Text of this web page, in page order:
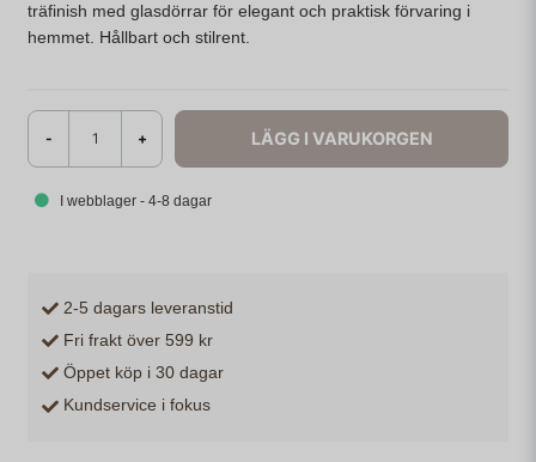
träfinish med glasdörrar för elegant och praktisk förvaring i
hemmet. Hållbart och stilrent.
- + LÄGG I VARUKORGEN
I webblager - 4-8 dagar
2-5 dagars leveranstid
Fri frakt över 599 kr
Öppet köp i 30 dagar
Kundservice i fokus